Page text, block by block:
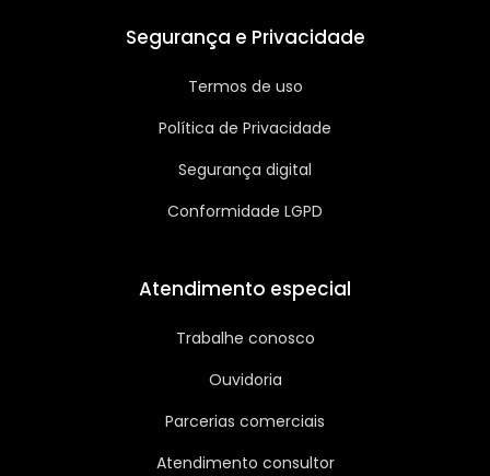
Segurança e Privacidade
Termos de uso
Política de Privacidade
Segurança digital
Conformidade LGPD
Atendimento especial
Trabalhe conosco
Ouvidoria
Parcerias comerciais
Atendimento consultor